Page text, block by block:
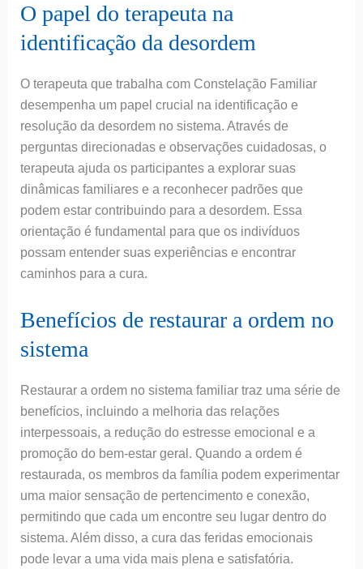
O papel do terapeuta na
identificação da desordem
O terapeuta que trabalha com Constelação Familiar
desempenha um papel crucial na identificação e
resolução da desordem no sistema. Através de
perguntas direcionadas e observações cuidadosas, o
terapeuta ajuda os participantes a explorar suas
dinâmicas familiares e a reconhecer padrões que
podem estar contribuindo para a desordem. Essa
orientação é fundamental para que os indivíduos
possam entender suas experiências e encontrar
caminhos para a cura.
Benefícios de restaurar a ordem no
sistema
Restaurar a ordem no sistema familiar traz uma série de
benefícios, incluindo a melhoria das relações
interpessoais, a redução do estresse emocional e a
promoção do bem-estar geral. Quando a ordem é
restaurada, os membros da família podem experimentar
uma maior sensação de pertencimento e conexão,
permitindo que cada um encontre seu lugar dentro do
sistema. Além disso, a cura das feridas emocionais
pode levar a uma vida mais plena e satisfatória.